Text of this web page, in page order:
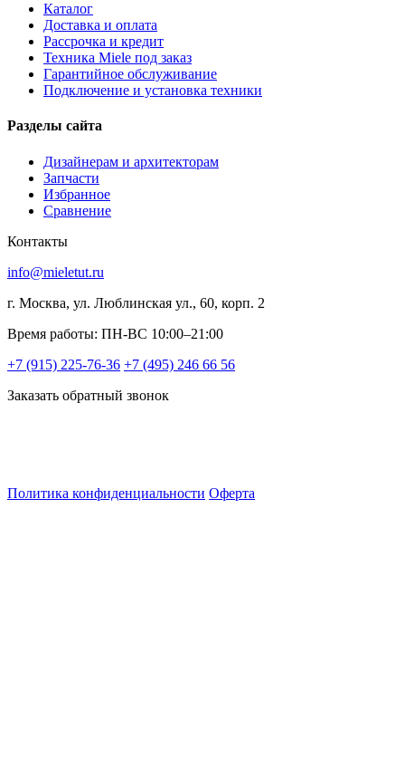
Каталог
Доставка и оплата
Рассрочка и кредит
Техника Miele под заказ
Гарантийное обслуживание
Подключение и установка техники
Разделы сайта
Дизайнерам и архитекторам
Запчасти
Избранное
Сравнение
Контакты
info@mieletut.ru
г. Москва, ул. Люблинская ул., 60, корп. 2
Время работы: ПН-ВС 10:00–21:00
+7 (915) 225-76-36 +7 (495) 246 66 56
Заказать обратный звонок
Политика конфиденциальности Оферта